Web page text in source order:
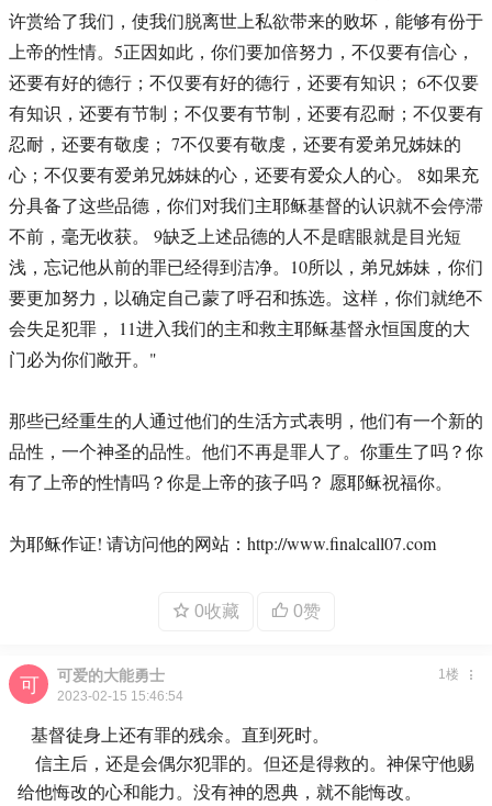
许赏给了我们，使我们脱离世上私欲带来的败坏，能够有份于
上帝的性情。5正因如此，你们要加倍努力，不仅要有信心，
还要有好的德行；不仅要有好的德行，还要有知识； 6不仅要
有知识，还要有节制；不仅要有节制，还要有忍耐；不仅要有
忍耐，还要有敬虔； 7不仅要有敬虔，还要有爱弟兄姊妹的
心；不仅要有爱弟兄姊妹的心，还要有爱众人的心。 8如果充
分具备了这些品德，你们对我们主耶稣基督的认识就不会停滞
不前，毫无收获。 9缺乏上述品德的人不是瞎眼就是目光短
浅，忘记他从前的罪已经得到洁净。10所以，弟兄姊妹，你们
要更加努力，以确定自己蒙了呼召和拣选。这样，你们就绝不
会失足犯罪， 11进入我们的主和救主耶稣基督永恒国度的大
门必为你们敞开。"
那些已经重生的人通过他们的生活方式表明，他们有一个新的
品性，一个神圣的品性。他们不再是罪人了。你重生了吗？你
有了上帝的性情吗？你是上帝的孩子吗？ 愿耶稣祝福你。
为耶稣作证! 请访问他的网站：http://www.finalcall07.com
0收藏 0赞
可爱的大能勇士
2023-02-15 15:46:54
1楼
基督徒身上还有罪的残余。直到死时。
信主后，还是会偶尔犯罪的。但还是得救的。神保守他赐
给他悔改的心和能力。没有神的恩典，就不能悔改。